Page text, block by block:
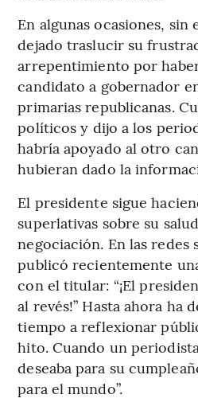
En algunas ocasiones, sin
dejado traslucir su
arrepentimiento por
candidato a gobernador
primarias republicanas.
políticos y dijo a los
habría apoyado al otro
hubieran dado la
El presidente sigue
superlativas sobre su
negociación. En las redes
publicó recientemente
con el titular: “¡El
al revés!” Hasta ahora ha
tiempo a reflexionar
hito. Cuando un
deseaba para su
para el mundo”.